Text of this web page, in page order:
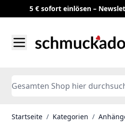
5 € sofort einlösen –
Search
Startseite / Kategorien /